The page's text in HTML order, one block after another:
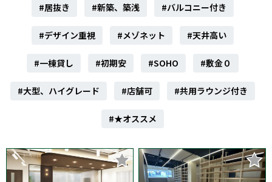
#居抜き #新築、築浅 #バルコニー付き
#デザイン重視 #メゾネット #天井高い
#一棟貸し #初期安 #SOHO #敷金０
#大型、ハイグレード #店舗可 #共用ラウンジ付き
#★オススメ